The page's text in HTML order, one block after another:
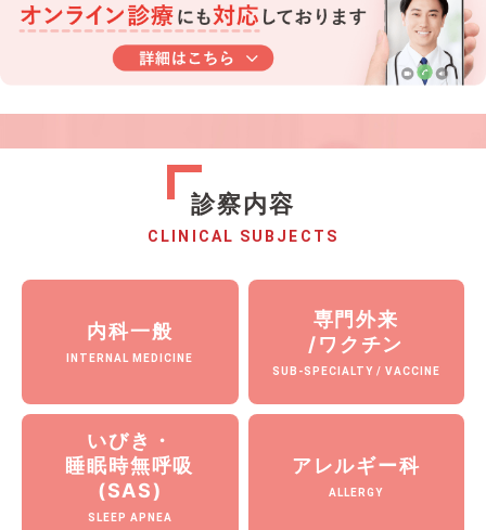
診察内容
CLINICAL SUBJECTS
内科一般
INTERNAL MEDICINE
専門外来
/ワクチン
SUB-SPECIALTY / VACCINE
いびき・
睡眠時無呼吸
(SAS)
SLEEP APNEA
アレルギー科
ALLERGY